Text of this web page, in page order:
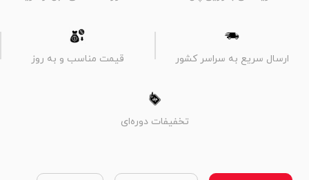
ارسال سریع به سراسر کشور قیمت مناسب و به روز
تخفیفات دوره‌ای